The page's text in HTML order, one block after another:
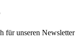
für unseren Newsletter